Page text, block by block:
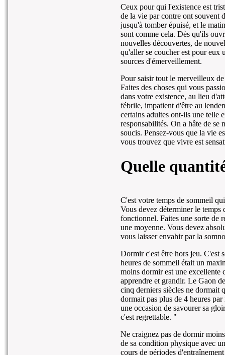
Ceux pour qui l'existence est
de la vie par contre ont souvent
jusqu'à tomber épuisé, et le
sont comme cela. Dès qu'ils
nouvelles découvertes, de
qu'aller se coucher est pour eux
sources d'émerveillement.
Pour saisir tout le merveilleux
Faites des choses qui vous
dans votre existence, au lieu
fébrile, impatient d'être au
certains adultes ont-ils une telle
responsabilités. On a hâte de se
soucis. Pensez-vous que la vie
vous trouvez que vivre est
Quelle
C'est votre temps de sommeil
Vous devez déterminer le temps
fonctionnel. Faites une sorte de
une moyenne. Vous devez
vous laisser envahir par la
Dormir c'est être hors jeu. C'est
heures de sommeil était un
moins dormir est une excellente
apprendre et grandir. Le Gaon
cinq derniers siècles ne dormait
dormait pas plus de 4 heures
une occasion de savourer sa
c'est regrettable. "
Ne craignez pas de dormir
de sa condition physique avec
cours de périodes